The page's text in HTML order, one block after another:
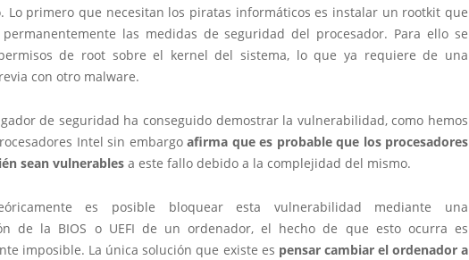
Lo primero que necesitan los piratas informáticos es instalar un rootkit que
permanentemente las medidas de seguridad del procesador. Para ello se
de root sobre el kernel del sistema, lo que ya requiere de una
con otro malware.
de seguridad ha conseguido demostrar la vulnerabilidad, como hemos
Intel sin embargo afirma que es probable que los procesadores
sean vulnerables a este fallo debido a la complejidad del mismo.
es posible bloquear esta vulnerabilidad mediante una
de la BIOS o UEFI de un ordenador, el hecho de que esto ocurra es
imposible. La única solución que existe es pensar cambiar el ordenador a